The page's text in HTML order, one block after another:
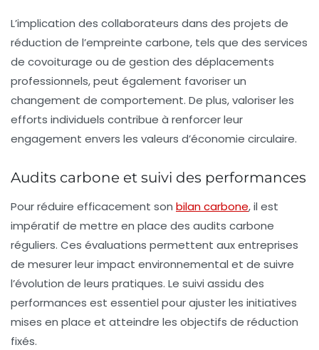
L’implication des collaborateurs dans des projets de
réduction de l’empreinte carbone, tels que des services
de covoiturage ou de gestion des déplacements
professionnels, peut également favoriser un
changement de comportement. De plus, valoriser les
efforts individuels contribue à renforcer leur
engagement envers les valeurs d’économie circulaire.
Audits carbone et suivi des performances
Pour réduire efficacement son bilan carbone, il est
impératif de mettre en place des audits carbone
réguliers. Ces évaluations permettent aux entreprises
de mesurer leur impact environnemental et de suivre
l’évolution de leurs pratiques. Le suivi assidu des
performances est essentiel pour ajuster les initiatives
mises en place et atteindre les objectifs de réduction
fixés.